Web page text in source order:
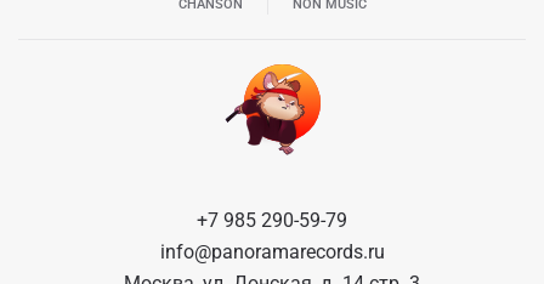
CHANSON NON MUSIC
+7 985 290-59-79
info@panoramarecords.ru